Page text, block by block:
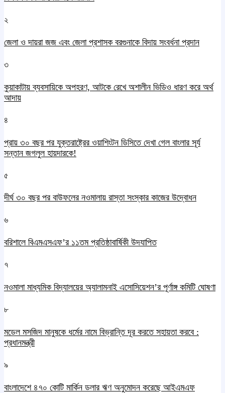
২
জেলা ও দায়রা জজ এবং জেলা প্রশাসক বরগুনাকে বিদায় সংবর্ধনা প্রদান
৩
কুয়াকাটায় ব্যবসায়িকে অপহরণ, আটকে রেখে অশালীন ভিডিও ধারণ করে অর্থ
আদায়
৪
প্রায় ৩০ বছর পর যুক্তরাষ্ট্রের ওয়াশিংটন ডিসিতে দেখা গেল বাংলার সূর্য
সন্তান জগলুল হায়দারকে!
৫
দীর্ঘ ৩০ বছর পর বাউফলের নওমালায় রাস্তা সংস্কার কাজের উদ্বোধন
৬
বরিশালে বিএমএসএফ’র ১১তম প্রতিষ্ঠাবার্ষিকী উদযাপিত
৭
নওমালা মাধ্যমিক বিদ্যালয়ের অ্যালামনাই এসোসিয়েশন’র পূর্ণাঙ্গ কমিটি ঘোষণা
৮
মডেল মসজিদ মানুষকে ধর্মের নামে বিভ্রান্তি দূর করতে সহায়তা করবে :
প্রধানমন্ত্রী
৯
বাংলাদেশে ৪৭০ কোটি মার্কিন ডলার ঋণ অনুমোদন করেছে আইএমএফ